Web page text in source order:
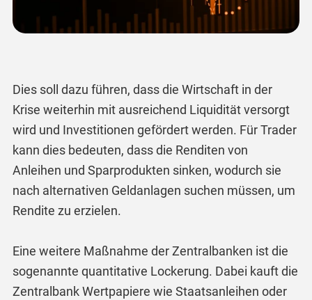
Dies soll dazu führen, dass die Wirtschaft in der
Krise weiterhin mit ausreichend Liquidität versorgt
wird und Investitionen gefördert werden. Für Trader
kann dies bedeuten, dass die Renditen von
Anleihen und Sparprodukten sinken, wodurch sie
nach alternativen Geldanlagen suchen müssen, um
Rendite zu erzielen.
Eine weitere Maßnahme der Zentralbanken ist die
sogenannte quantitative Lockerung. Dabei kauft die
Zentralbank Wertpapiere wie Staatsanleihen oder